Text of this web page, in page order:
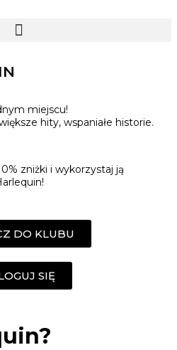
miejscu!
hity, wspaniałe historie.
zniżki i wykorzystaj ją
DO KLUBU
SIĘ